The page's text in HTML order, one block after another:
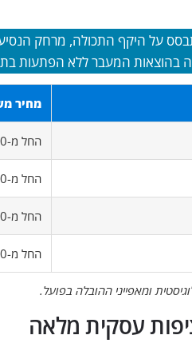
מתחיל מ-250 ₪ ומתעדכן בהתבסס על היקף התכולה,
בהוצאות המעבר ללא הפתעות
מחיר
החל מ-250 ₪
החל מ-600 ₪
החל מ-1,200 ₪
החל מ-350 ₪
ומאפייני ההובלה בפועל.
עסקית מלאה